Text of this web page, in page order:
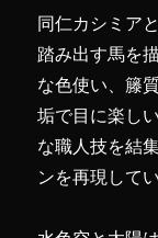
同仁カシミア
踏み出す馬を
な色使い、籐
垢で目に楽し
な職人技を結
ンを再現してい